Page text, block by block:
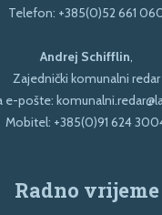
Telefon: +385(0)52 661
Andrej Schifflin,
Zajednički komunalni redar
e-pošte:
Mobitel: +385(0)91 624
Radno vrijeme